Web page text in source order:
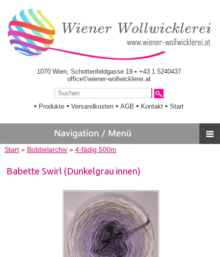
1070 Wien, Schottenfeldgasse 19 • +43 1 5240437
office©wiener-wollwicklerei.at
• Produkte •Versandkosten •AGB • Kontakt •Start
Start» Bobbelarchiv» 4-fädig 500m
Babette Swirl (Dunkelgrau innen)